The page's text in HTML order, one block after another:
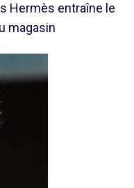
Hermès entraîne le
magasin